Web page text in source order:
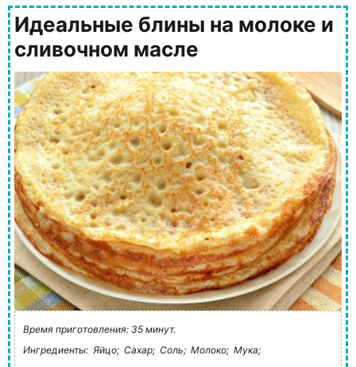
Идеальные блины на молоке и
сливочном масле
Время приготовления: 35 минут.
Ингредиенты: Яйцо; Сахар; Соль; Молоко; Мука;